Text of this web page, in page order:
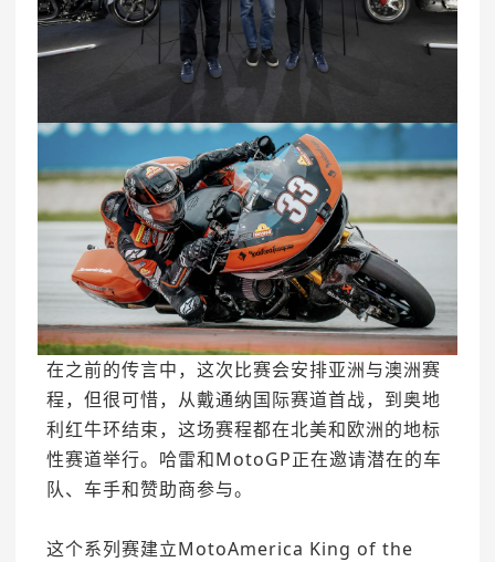
在之前的传言中，这次比赛会安排亚洲与澳洲赛
程，但很可惜， 从戴通纳国际赛道首战，到奥地
利红牛环结束，这场赛程都在北美和欧洲的地标
性赛道举行。 哈雷和MotoGP正在邀请潜在的车
队、车手和赞助商参与。
这个系列赛建立MotoAmerica King of the